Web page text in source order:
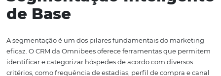
ajustem suas estratégias conforme necessário. A
hóspedes não é apenas uma questão de vendas; trata-
que se destaca pela qualidade do atendimento e pela
personalização. Vamos explorar cada um desses
seguir, para que você possa entender como a